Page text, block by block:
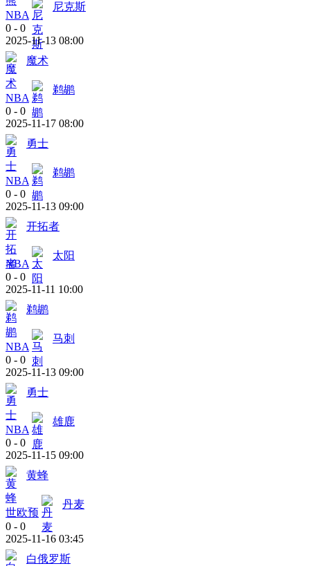
NBA
尼克斯
0 - 0
2025-11-13 08:00
魔术
NBA
鹈鹕
0 - 0
2025-11-17 08:00
勇士
NBA
鹈鹕
0 - 0
2025-11-13 09:00
开拓者
NBA
太阳
0 - 0
2025-11-11 10:00
鹈鹕
NBA
马刺
0 - 0
2025-11-13 09:00
勇士
NBA
雄鹿
0 - 0
2025-11-15 09:00
黄蜂
世欧预
丹麦
0 - 0
2025-11-16 03:45
白俄罗斯